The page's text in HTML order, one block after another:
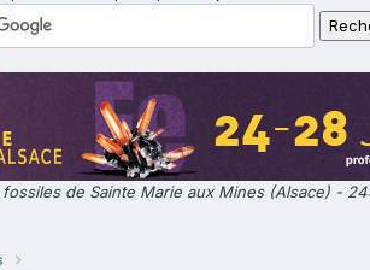
de Sainte Marie aux Mines (Alsace) -